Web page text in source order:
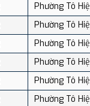
Phường Tô
Phường Tô
Phường Tô
Phường Tô
Phường Tô
Phường Tô